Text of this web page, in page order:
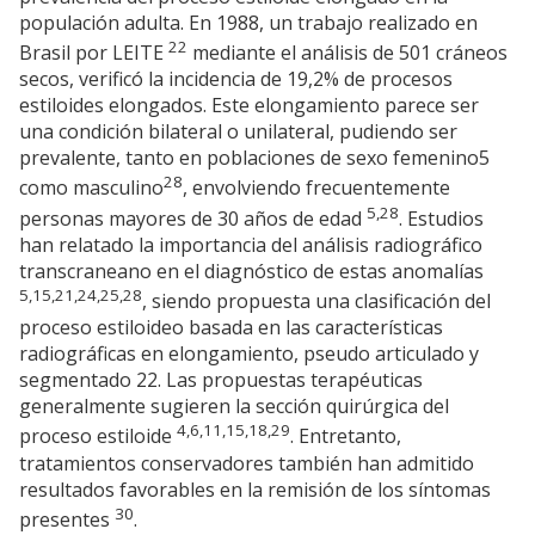
populación adulta. En 1988, un trabajo realizado en
Brasil por LEITE 22 mediante el análisis de 501 cráneos
secos, verificó la incidencia de 19,2% de procesos
estiloides elongados. Este elongamiento parece ser
una condición bilateral o unilateral, pudiendo ser
prevalente, tanto en poblaciones de sexo femenino5
como masculino28, envolviendo frecuentemente
personas mayores de 30 años de edad 5,28. Estudios
han relatado la importancia del análisis radiográfico
transcraneano en el diagnóstico de estas anomalías
5,15,21,24,25,28, siendo propuesta una clasificación del
proceso estiloideo basada en las características
radiográficas en elongamiento, pseudo articulado y
segmentado 22. Las propuestas terapéuticas
generalmente sugieren la sección quirúrgica del
proceso estiloide 4,6,11,15,18,29. Entretanto,
tratamientos conservadores también han admitido
resultados favorables en la remisión de los síntomas
presentes 30.